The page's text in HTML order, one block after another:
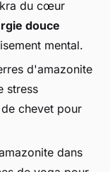
du cœur
douce
mental.
d'amazonite
stress
chevet pour
dans